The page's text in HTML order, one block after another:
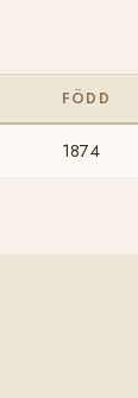
FÖDD
1874